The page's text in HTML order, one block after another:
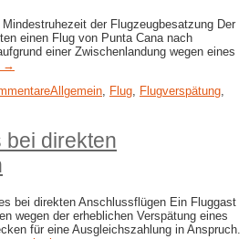
der Flugzeugbesatzung Der
einen Flug von Punta Cana nach
einer Zwischenlandung wegen eines
→
Allgemein, Flug, Flugverspätung,
bei direkten
bei direkten Anschlussflügen Ein Fluggast
wegen der erheblichen Verspätung eines
für eine Ausgleichszahlung in Anspruch.